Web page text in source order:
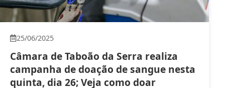
25/06/2025
Câmara de Taboão da Serra realiza
campanha de doação de sangue nesta
quinta, dia 26; Veja como doar